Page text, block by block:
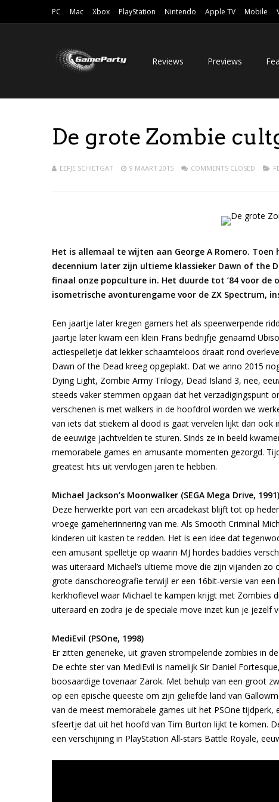
PC Mac Xbox PlayStation Nintendo Apple TV Mobile
Reviews Previews
De grote Zombie
EEFJE SCHIETGAT 9 MAART 2015 COMMENTS CLOSED
Het is allemaal te wijten aan George A Romero.
decennium later zijn ultieme klassieker Dawn of the
finaal onze popculture in. Het duurde tot ’84 voor
isometrische avonturengame voor de ZX Spectrum,
Een jaartje later kregen gamers het als speerwerpende
jaartje later kwam een klein Frans bedrijfje genaamd
actiespelletje dat lekker schaamteloos draait rond
Dawn of the Dead kreeg opgeplakt. Dat we anno 2015
Dying Light, Zombie Army Trilogy, Dead Island 3, nee,
steeds vaker stemmen opgaan dat het verzadigingspunt
verschenen is met walkers in de hoofdrol worden we
van iets dat stiekem al dood is gaat vervelen lijkt dan
de eeuwige jachtvelden te sturen. Sinds ze in beeld
memorabele games en amusante momenten gezorgd.
greatest hits uit vervlogen jaren te hebben.
Michael Jackson’s Moonwalker (SEGA Mega Drive, 1991)
Deze herwerkte port van een arcadekast blijft tot op
vroege gameherinnering van me. Als Smooth Criminal
kinderen uit kasten te redden. Het is een idee dat
een amusant spelletje op waarin MJ hordes baddies
was uiteraard Michael’s ultieme move die zijn vijanden
grote danschoreografie terwijl er een 16bit-versie van
kerkhoflevel waar Michael te kampen krijgt met Zombies
uiteraard en zodra je de speciale move inzet kun je jezelf
MediEvil (PSOne, 1998)
Er zitten generieke, uit graven strompelende zombies in
De echte ster van MediEvil is namelijk Sir Daniel
boosaardige tovenaar Zarok. Met behulp van een groot
op een epische queeste om zijn geliefde land van
van de meest memorabele games uit het PSOne
sfeertje dat uit het hoofd van Tim Burton lijkt te komen.
een verschijning in PlayStation All-stars Battle Royale,